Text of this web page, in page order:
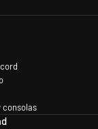
consolas